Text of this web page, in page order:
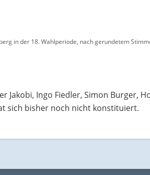
in der 18. Wahlperiode, nach gerundetem
Jakobi, Ingo Fiedler, Simon Burger,
sich bisher noch nicht konstituiert.